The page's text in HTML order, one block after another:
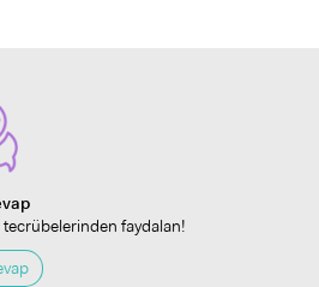
tecrübelerinden faydalan!